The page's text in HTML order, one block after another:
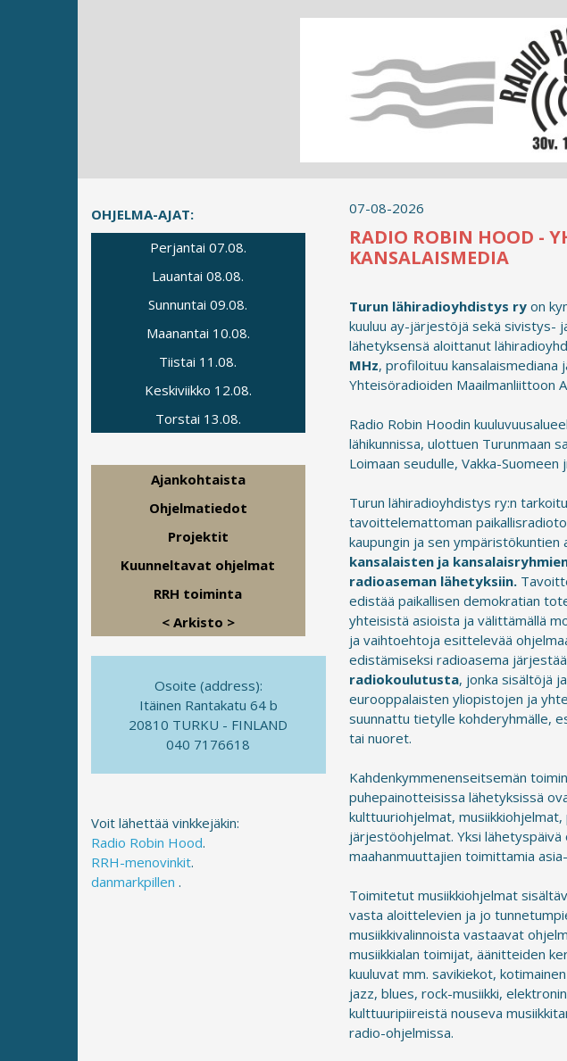
OHJELMA-AJAT:
Perjantai 07.08.
Lauantai 08.08.
Sunnuntai 09.08.
Maanantai 10.08.
Tiistai 11.08.
Keskiviikko 12.08.
Torstai 13.08.
Ajankohtaista
Ohjelmatiedot
Projektit
Kuunneltavat ohjelmat
RRH toiminta
< Arkisto >
Osoite (address):
Itäinen Rantakatu 64 b
20810 TURKU - FINLAND
040 7176618
Voit lähettää vinkkejäkin:
Radio Robin Hood.
RRH-menovinkit.
danmarkpillen .
07-08-2026
RADIO ROBIN HOOD -
KANSALAISMEDIA
Turun lähiradioyhdistys ry on
kuuluu ay-järjestöjä sekä sivistys-
lähetyksensä aloittanut
MHz, profiloituu kansalaismediana
Yhteisöradioiden Maailmanliittoon
Radio Robin Hoodin
lähikunnissa, ulottuen Turunmaan
Loimaan seudulle, Vakka-Suomeen
Turun lähiradioyhdistys ry:n
tavoittelemattoman
kaupungin ja sen ympäristökuntien
kansalaisten ja
radioaseman lähetyksiin.
edistää paikallisen demokratian
yhteisistä asioista ja välittämällä
ja vaihtoehtoja esittelevää
edistämiseksi radioasema
radiokoulutusta, jonka sisältöjä
eurooppalaisten yliopistojen ja
suunnattu tietylle kohderyhmälle,
tai nuoret.
Kahdenkymmenenseitsemän
puhepainotteisissa lähetyksissä
kulttuuriohjelmat,
järjestöohjelmat. Yksi lähetyspäivä
maahanmuuttajien toimittamia
Toimitetut musiikkiohjelmat
vasta aloittelevien ja jo
musiikkivalinnoista vastaavat
musiikkialan toimijat, äänitteiden
kuuluvat mm. savikiekot,
jazz, blues, rock-musiikki,
kulttuuripiireistä nouseva
radio-ohjelmissa.